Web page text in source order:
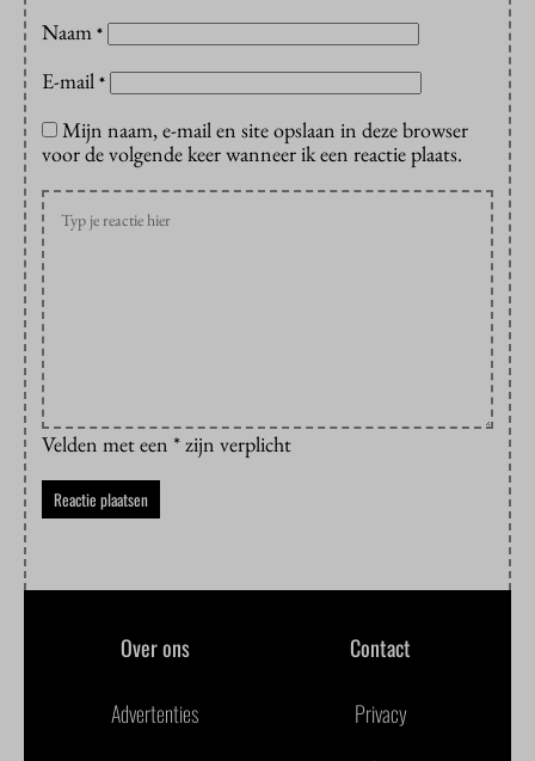
Naam *
E-mail *
Mijn naam, e-mail en site opslaan in deze browser
voor de volgende keer wanneer ik een reactie plaats.
Velden met een * zijn verplicht
Over ons Contact
Advertenties Privacy